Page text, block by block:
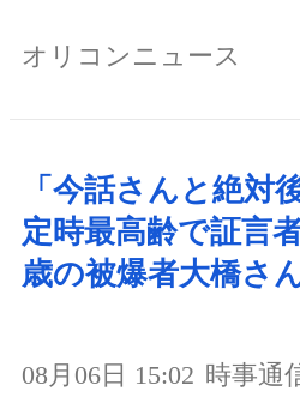
オリコンニュース
「今話さんと絶対
定時最高齢で証言
歳の被爆者大橋さ
08月06日 15:02 時事通